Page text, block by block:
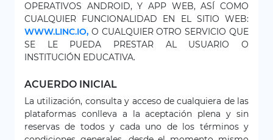
OPERATIVOS ANDROID, Y APP WEB, ASÍ COMO
CUALQUIER FUNCIONALIDAD EN EL SITIO WEB:
WWW.LINC.IO, O CUALQUIER OTRO SERVICIO QUE
SE LE PUEDA PRESTAR AL USUARIO O
INSTITUCIÓN EDUCATIVA.
ACUERDO INICIAL
La utilización, consulta y acceso de cualquiera de las
plataformas conlleva a la aceptación plena y sin
reservas de todos y cada uno de los términos y